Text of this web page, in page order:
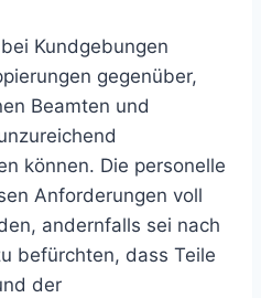
Kundgebungen
gegenüber,
Beamten und
können. Die personelle
Anforderungen voll
andernfalls sei nach
befürchten, dass Teile
der